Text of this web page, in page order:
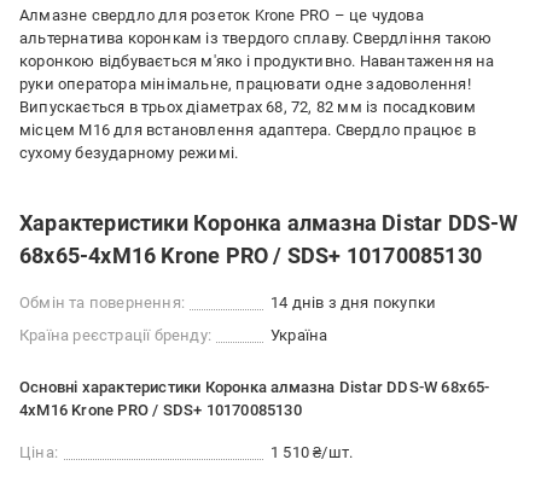
Алмазне свердло для розеток Krone PRO – це чудова
альтернатива коронкам із твердого сплаву. Свердління такою
коронкою відбувається м'яко і продуктивно. Навантаження на
руки оператора мінімальне, працювати одне задоволення!
Випускається в трьох діаметрах 68, 72, 82 мм із посадковим
місцем М16 для встановлення адаптера. Свердло працює в
сухому безударному режимі.
Характеристики Коронка алмазна Distar DDS-W
68x65-4xM16 Krone PRO / SDS+ 10170085130
Обмін та повернення:
14 днів з дня покупки
Країна реєстрації бренду:
Україна
Основні характеристики Коронка алмазна Distar DDS-W 68x65-
4xM16 Krone PRO / SDS+ 10170085130
Ціна:
1 510 ₴/шт.